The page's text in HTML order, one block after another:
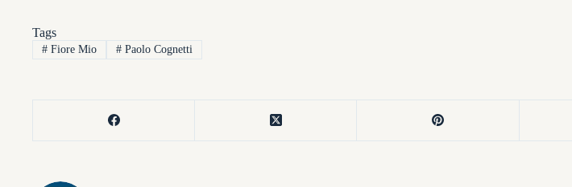
Tags
#Fiore Mio #Paolo Cognetti